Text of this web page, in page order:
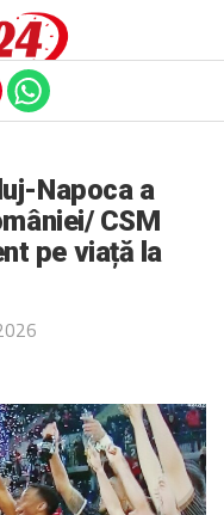
Napoca a
CSM
pe viață la